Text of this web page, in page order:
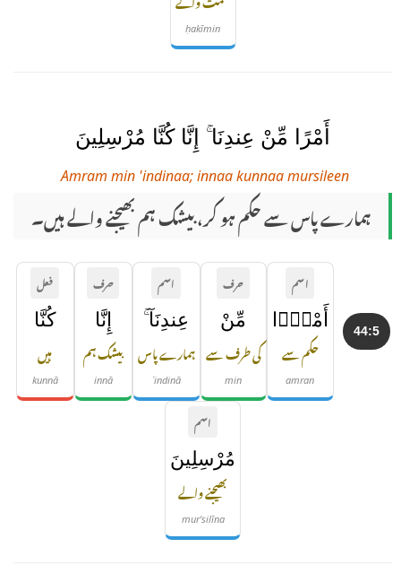
ḥakīmin
أَمْرًا مِّنْ عِندِنَا ۚ إِنَّا كُنَّا مُرْسِلِينَ
Amram min 'indinaa; innaa kunnaa mursileen
ہمارے پاس سے حکم ہو کر، بیشک ہم بھیجنے والے ہیں۔
44:5
اسم
أَمْرًۭا
حکم سے
amran
حرف
مِّنْ
کی طرف سے
min
اسم
عِندِنَآ ۚ
ہمارے پاس
ʿindinā
حرف
إِنَّا
بیشک ہم
innā
فعل
كُنَّا
ہیں
kunnā
اسم
مُرْسِلِينَ
بھیجنے والے
mur'silīna